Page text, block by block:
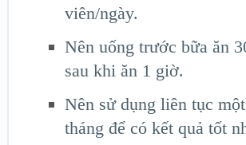
viên/ngày.
Nên uống trước bữa ăn
sau khi ăn 1 giờ.
Nên sử dụng liên tục
tháng để có kết quả tốt